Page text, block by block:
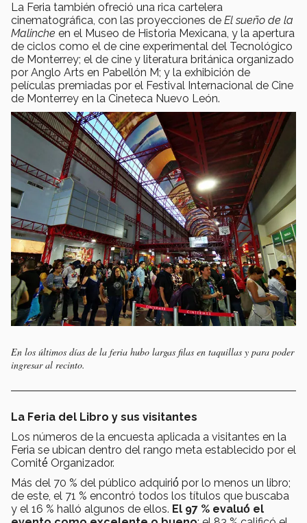
La Feria también ofreció una rica cartelera
cinematográfica, con las proyecciones de El sueño de la
Malinche en el Museo de Historia Mexicana, y la apertura
de ciclos como el de cine experimental del Tecnológico
de Monterrey; el de cine y literatura británica organizado
por Anglo Arts en Pabellón M; y la exhibición de
películas premiadas por el Festival Internacional de Cine
de Monterrey en la Cineteca Nuevo León.
En los últimos días de la feria hubo largas filas en taquillas y para poder
ingresar al recinto.
La Feria del Libro y sus visitantes
Los números de la encuesta aplicada a visitantes en la
Feria se ubican dentro del rango meta establecido por el
Comité́ Organizador.
Más del 70 % del público adquirió́ por lo menos un libro;
de este, el 71 % encontró todos los títulos que buscaba
y el 16 % halló algunos de ellos. El 97 % evaluó́ el